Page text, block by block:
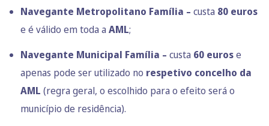
Navegante Metropolitano Família – custa 80 euros
e é válido em toda a AML;
Navegante Municipal Família – custa 60 eurose
apenas pode ser utilizado no respetivo concelho da
AML (regra geral, o escolhido para o efeito será o
município de residência).